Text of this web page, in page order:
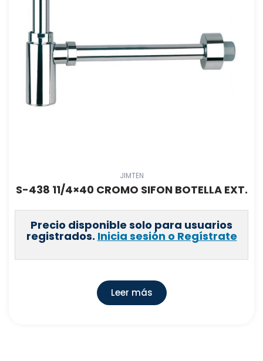
JIMTEN
S-438 11/4×40 CROMO SIFON BOTELLA EXT.
Precio disponible solo para usuarios
registrados. Inicia sesión o Regístrate
Leer más